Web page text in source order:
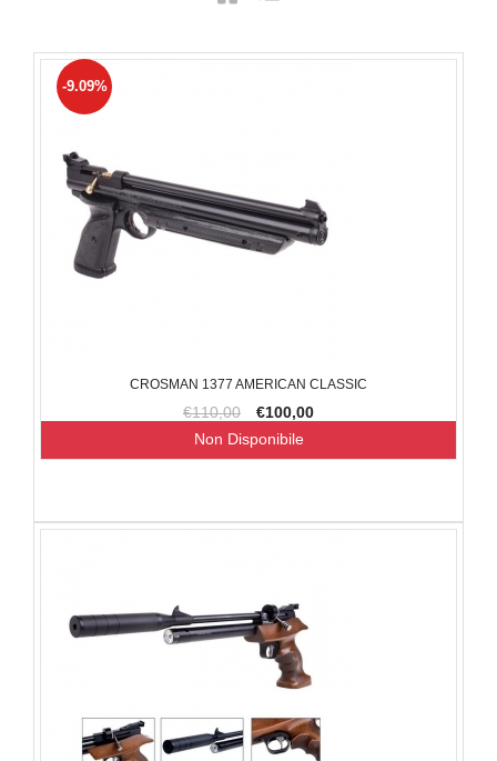
CROSMAN 1377 AMERICAN CLASSIC
€110,00 €100,00
-9.09%
Non Disponibile